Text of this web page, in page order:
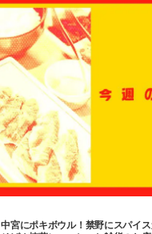
中宮にポキボウル！禁野にスパイ